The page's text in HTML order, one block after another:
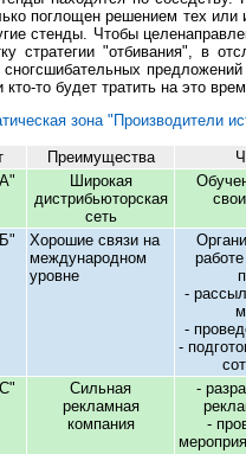
поглощен решением тех
стенды. Чтобы
стратегии "отбивания", в
то будет тратить на это
зона "Производители
Преимущества
Широкая
дистрибьюторская
сеть
Хорошие связи на
международном
уровне
-
-
-
Сильная
рекламная
компания
-
-